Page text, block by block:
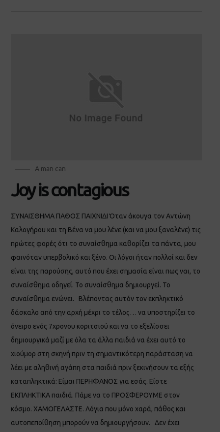
A man can
Joy is contagious
ΣΥΝΑΙΣΘΗΜΑ ΠΑΘΟΣ ΠΑΙΧΝΙΔΙ Όταν άκουγα τον Αντώνη
Καλογήρου και τη Βένα να μου λένε (και να μου ξαναλένε) τις
πρώτες φορές ότι το συναίσθημα καθορίζει τα πάντα, μου
φαινόταν υπερβολικό και ξένο. Οι λόγοι ήταν πολλοί και δεν
είναι της παρούσης, αυτό που έχει σημασία είναι πως ναι, το
συναίσθημα οδηγεί. Το συναίσθημα δημιουργεί. Το
συναίσθημα ενώνει. Βλέποντας αυτόν τον εκπληκτικό
δάσκαλο από την αρχή μέχρι το τέλος… να υποστηρίζει το
όνειρο ενός 7χρονου κοριτσιού και να το εξελίσσει
δημιουργικά μαζί με όλα τα άλλα παιδιά να έχει αυτό το
χιούμορ στη σκηνή πριν τη σημαντικότερη παράσταση να
λέει με αληθινή αγάπη στα παιδιά πριν ξεκινήσουν τα εξής
καταπληκτικά: Είμαι ΠΕΡΗΦΑΝΟΣ για εσάς. Είστε
ΕΚΠΛΗΚΤΙΚΑ παιδιά. Πάμε να το ΠΡΟΣΦΕΡΟΥΜΕ στον
κόσμο. ΧΑΜΟΓΕΛΑΣΤΕ. Λόγια που μόνο χαρά, πάθος και
αυτοπεποίθηση μπορούν να δημιουργήσουν. Δεν έχει